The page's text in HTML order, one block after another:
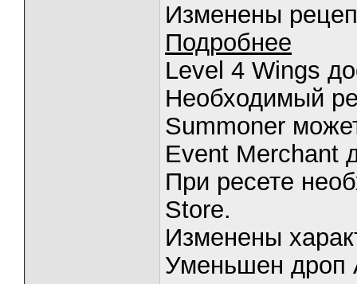
Изменены
Подробнее
Level 4 Wings
Необходимый
Summoner
Event Merchant
При ресете
Store.
Изменены
Уменьшен дроп